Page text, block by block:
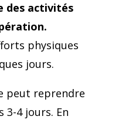
des activités
physiques
jours.
peut reprendre
3-4 jours. En